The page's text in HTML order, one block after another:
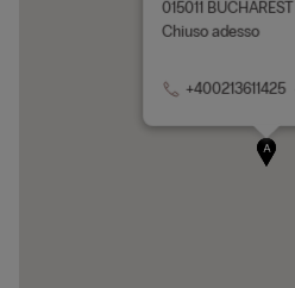
A
015011 BUCHAREST
Chiuso adesso
+400213611425